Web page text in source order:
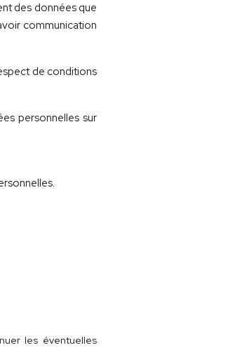
des données que
communication
de conditions
personnelles sur
les éventuelles